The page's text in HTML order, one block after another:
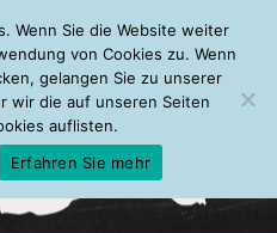
Autoren Leseempfehlungen FAQ
Wenn Sie die Website weiter
von Cookies zu. Wenn
gelangen Sie zu unserer
wir die auf unseren Seiten
auflisten.
Erfahren Sie mehr